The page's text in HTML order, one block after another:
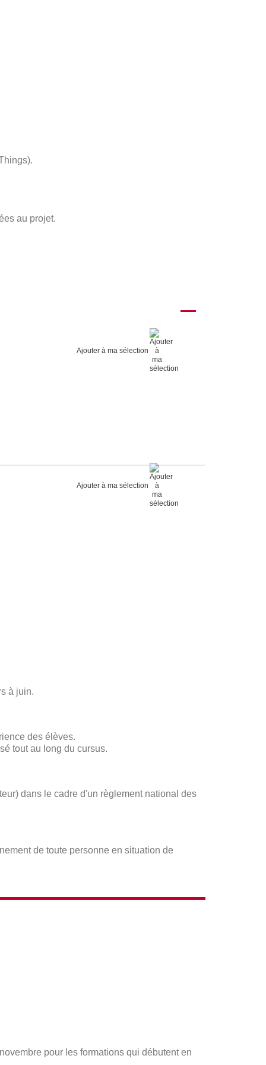
au projet.
Ajouter à ma sélection
Ajouter à ma sélection
à juin.
des élèves.
tout au long du cursus.
dans le cadre d'un règlement national des
de toute personne en situation de
pour les formations qui débutent en